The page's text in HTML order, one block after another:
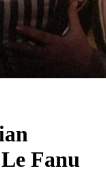
Fanu